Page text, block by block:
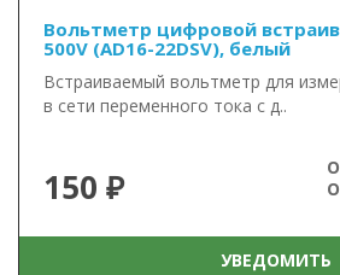
Вольтметр цифровой
500V (AD16-22DSV), белый
Встраиваемый вольтметр для
в сети переменного тока с д..
150 ₽
УВЕДОМИТЬ